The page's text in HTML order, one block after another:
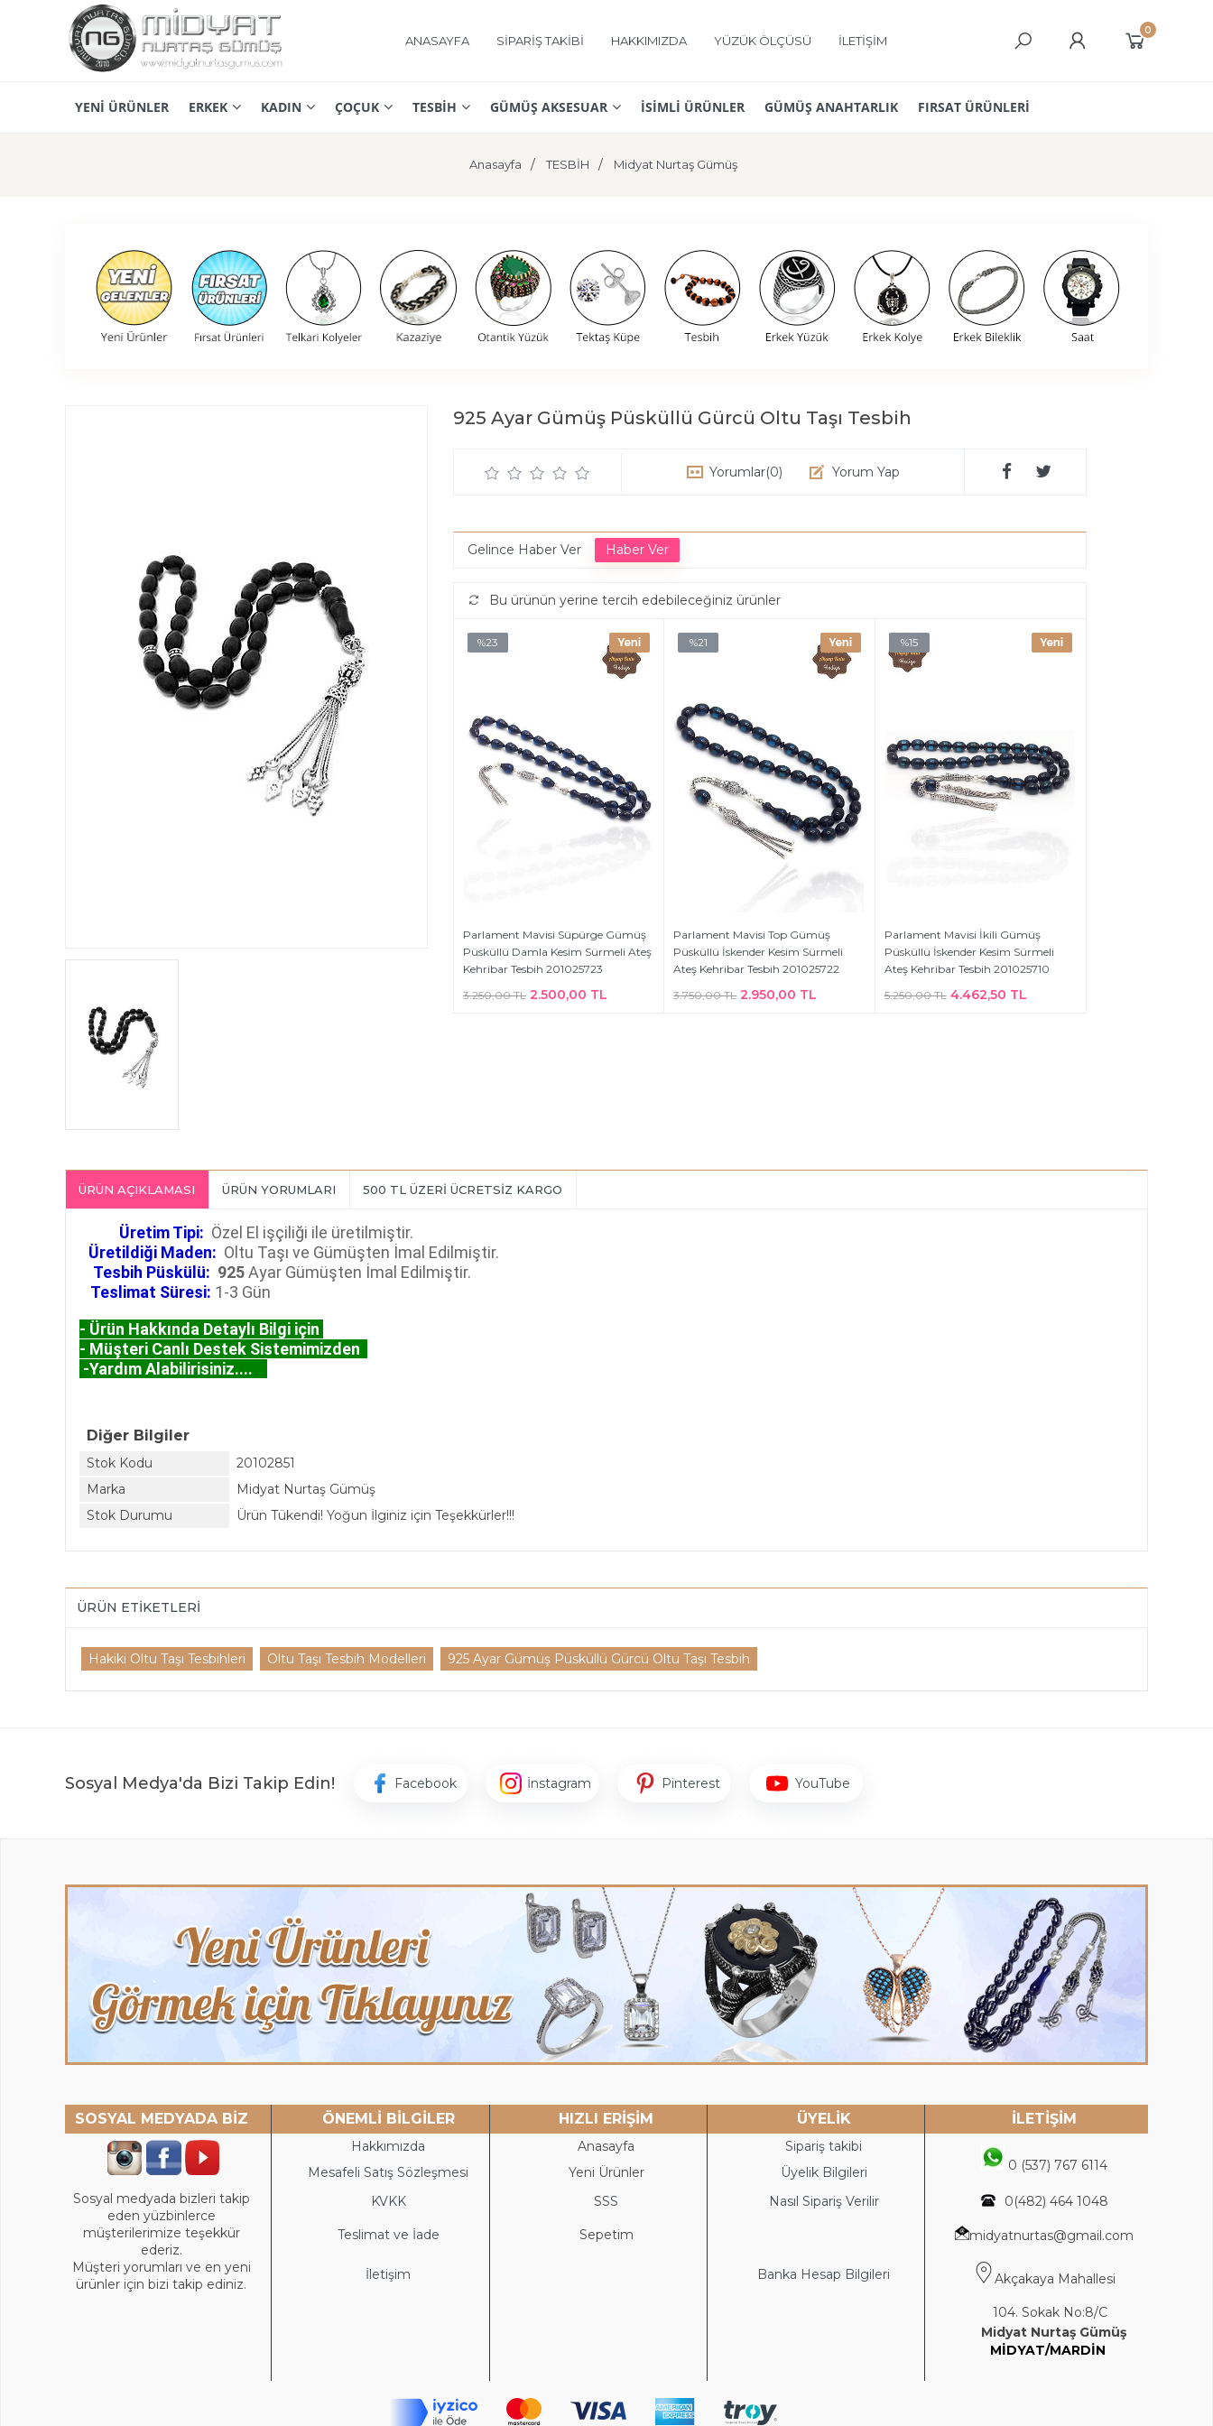
ANASAYFA SİPARİŞ TAKİBİ HAKKIMIZDA YÜZÜK ÖLÇÜSÜ İLETİŞİM
0
YENİ ÜRÜNLER ERKEK KADIN ÇOÇUK TESBİH GÜMÜŞ AKSESUAR İSİMLİ ÜRÜNLER GÜMÜŞ ANAHTARLIK FIRSAT ÜRÜNLERİ
Anasayfa TESBİH Midyat Nurtaş Gümüş
925 Ayar Gümüş Püsküllü Gürcü Oltu Taşı Tesbih
Yorumlar(0) Yorum Yap
Gelince Haber Ver
Bu ürünün yerine tercih edebileceğiniz ürünler
%23
Parlament Mavisi Süpürge Gümüş
Püsküllü Damla Kesim Sürmeli Ateş
Kehribar Tesbih 201025723
3.250,00 TL 2.500,00 TL
%21
Parlament Mavisi Top Gümüş
Püsküllü İskender Kesim Sürmeli
Ateş Kehribar Tesbih 201025722
3.750,00 TL 2.950,00 TL
%15
Parlament Mavisi İkili Gümüş
Püsküllü İskender Kesim Sürmeli
Ateş Kehribar Tesbih 201025710
5.250,00 TL 4.462,50 TL
ÜRÜN AÇIKLAMASI ÜRÜN YORUMLARI 500 TL ÜZERİ ÜCRETSİZ KARGO
Üretim Tipi: Özel El işçiliği ile üretilmiştir.
Üretildiği Maden: Oltu Taşı ve Gümüşten İmal Edilmiştir.
Tesbih Püskülü: 925Ayar Gümüşten İmal Edilmiştir.
Teslimat Süresi: 1-3 Gün
- Ürün Hakkında Detaylı Bilgi için
- Müşteri Canlı Destek Sistemimizden
-Yardım Alabilirisiniz....
Diğer Bilgiler
Stok Kodu
20102851
Marka
Midyat Nurtaş Gümüş
Stok Durumu
Ürün Tükendi! Yoğun İlginiz için Teşekkürler!!!
ÜRÜN ETIKETLERI
Hakiki Oltu Taşı Tesbihleri Oltu Taşı Tesbih Modelleri 925 Ayar Gümüş Püsküllü Gürcü Oltu Taşı Tesbih
Sosyal Medya'da Bizi Takip Edin! Facebook İnstagram Pinterest YouTube
SOSYAL MEDYADA BİZ ÖNEMLİ BİLGİLER HIZLI ERİŞİM ÜYELİK İLETİŞİM
Hakkımızda Anasayfa
Sipariş takibi
0 (537) 767 6114
Mesafeli Satış Sözleşmesi Yeni Ürünler
Üyelik Bilgileri
Sosyal medyada bizleri takip
eden yüzbinlerce
müşterilerimize teşekkür
ederiz.
Müşteri yorumları ve en yeni
ürünler için bizi takip ediniz.
KVKK SSS Nasıl Sipariş Verilir 0(482) 464 1048
Teslimat ve İade Sepetim midyatnurtas@gmail.com
İletişim Banka Hesap Bilgileri Akçakaya Mahallesi
104. Sokak No:8/C
Midyat Nurtaş Gümüş
MİDYAT/MARDİN